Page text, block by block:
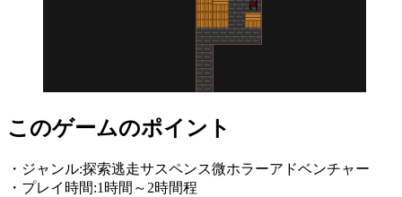
このゲームのポイント
・ジャンル:探索逃走サスペンス微ホラーアドベンチャー
・プレイ時間:1時間～2時間程